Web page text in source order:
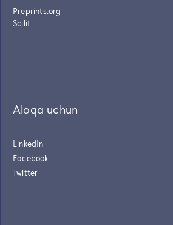
Preprints.org
Scilit
Aloqa uchun
LinkedIn
Facebook
Twitter